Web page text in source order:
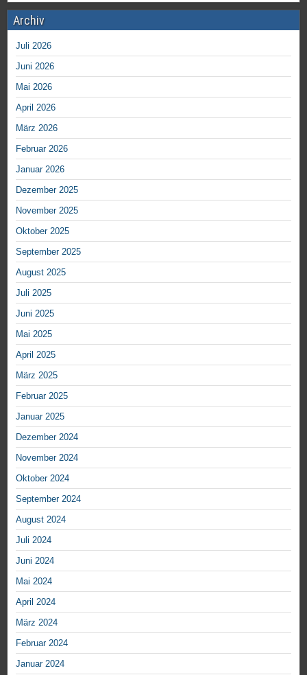
Archiv
Juli 2026
Juni 2026
Mai 2026
April 2026
März 2026
Februar 2026
Januar 2026
Dezember 2025
November 2025
Oktober 2025
September 2025
August 2025
Juli 2025
Juni 2025
Mai 2025
April 2025
März 2025
Februar 2025
Januar 2025
Dezember 2024
November 2024
Oktober 2024
September 2024
August 2024
Juli 2024
Juni 2024
Mai 2024
April 2024
März 2024
Februar 2024
Januar 2024